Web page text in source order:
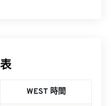
WEST 時間